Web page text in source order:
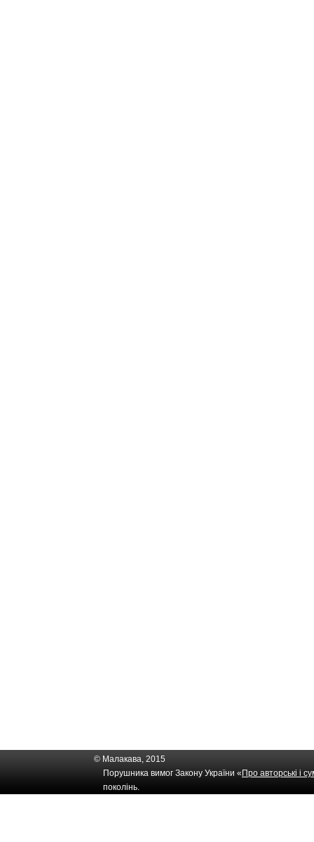
© Малакава, 2015
Порушника вимог Закону України « Про авторські і
поколінь.